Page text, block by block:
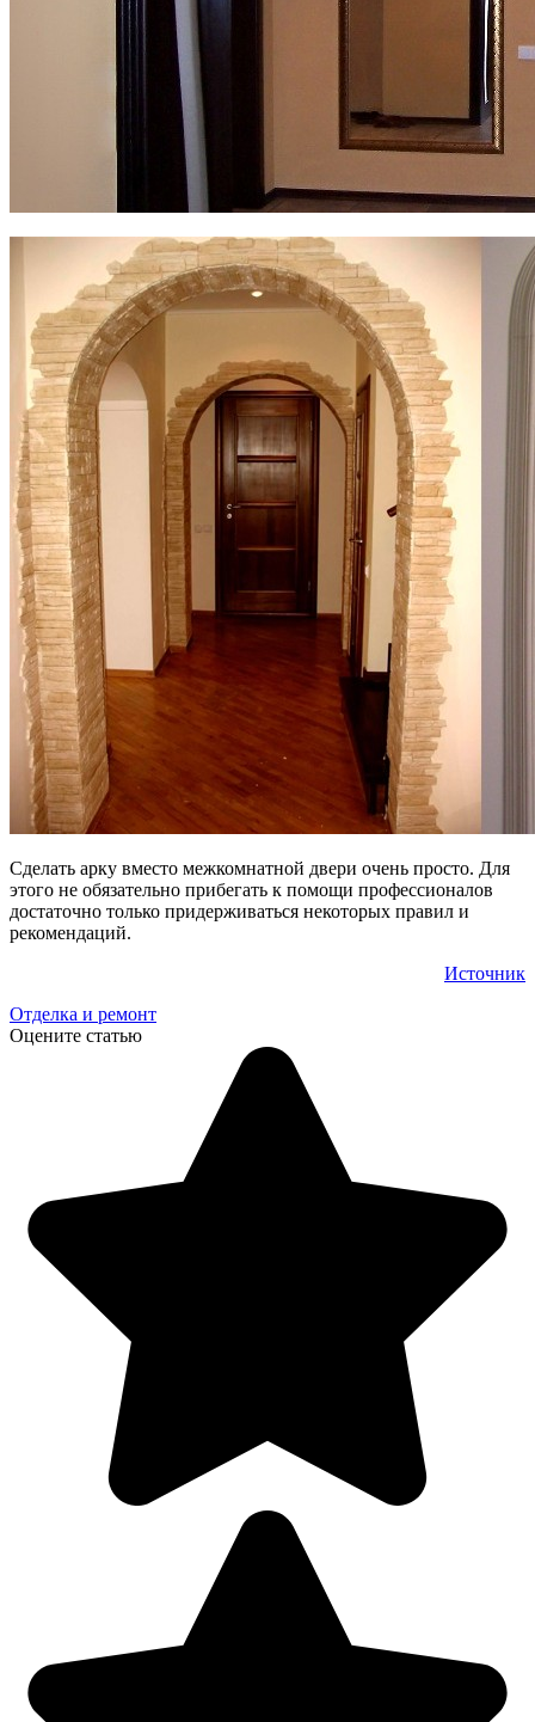
Сделать арку вместо межкомнатной двери очень просто. Для
этого не обязательно прибегать к помощи профессионалов
достаточно только придерживаться некоторых правил и
рекомендаций.
Источник
Отделка и ремонт
Оцените статью